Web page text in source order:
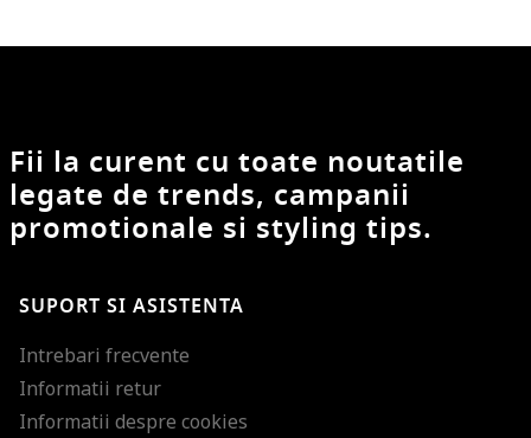
Fii la curent cu toate noutatile
legate de trends, campanii
promotionale si styling tips.
SUPORT SI ASISTENTA
Intrebari frecvente
Informatii retur
Informatii despre cookies